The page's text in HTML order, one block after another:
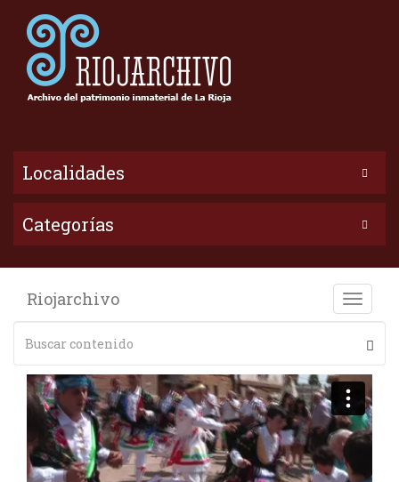
Localidades
Categorías
Toggle
Riojarchivo